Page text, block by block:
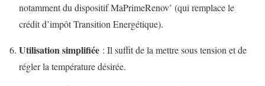
notamment du dispositif MaPrimeRenov’ (qui remplace le
crédit d’impôt Transition Energétique).
Utilisation simplifiée : Il suffit de la mettre sous tension et de
régler la température désirée.